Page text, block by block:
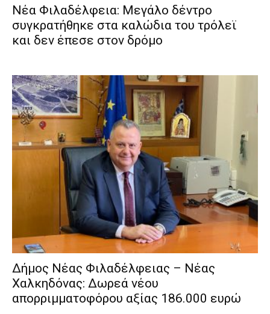
Νέα Φιλαδέλφεια: Μεγάλο δέντρο
συγκρατήθηκε στα καλώδια του τρόλεϊ
και δεν έπεσε στον δρόμο
Δήμος Νέας Φιλαδέλφειας – Νέας
Χαλκηδόνας: Δωρεά νέου
απορριμματοφόρου αξίας 186.000 ευρώ